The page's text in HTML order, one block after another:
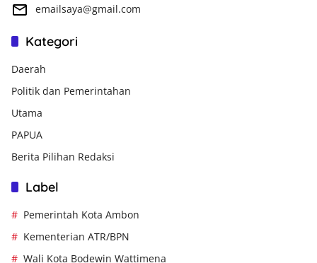
emailsaya@gmail.com
Kategori
Daerah
Politik dan Pemerintahan
Utama
PAPUA
Berita Pilihan Redaksi
Label
Pemerintah Kota Ambon
Kementerian ATR/BPN
Wali Kota Bodewin Wattimena